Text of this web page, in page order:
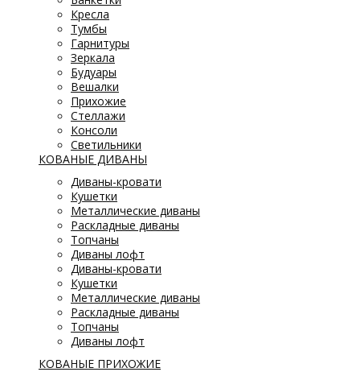
Кресла
Тумбы
Гарнитуры
Зеркала
Будуары
Вешалки
Прихожие
Стеллажи
Консоли
Светильники
КОВАНЫЕ ДИВАНЫ
Диваны-кровати
Кушетки
Металлические диваны
Раскладные диваны
Топчаны
Диваны лофт
Диваны-кровати
Кушетки
Металлические диваны
Раскладные диваны
Топчаны
Диваны лофт
КОВАНЫЕ ПРИХОЖИЕ